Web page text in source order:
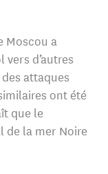
Moscou a
d’autres
attaques
ont été
que le
de la mer Noire